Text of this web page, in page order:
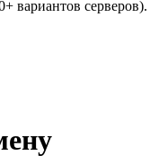
вариантов серверов).